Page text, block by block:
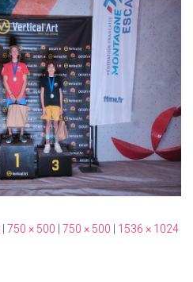
750 × 500 750 × 500
1536 × 1024